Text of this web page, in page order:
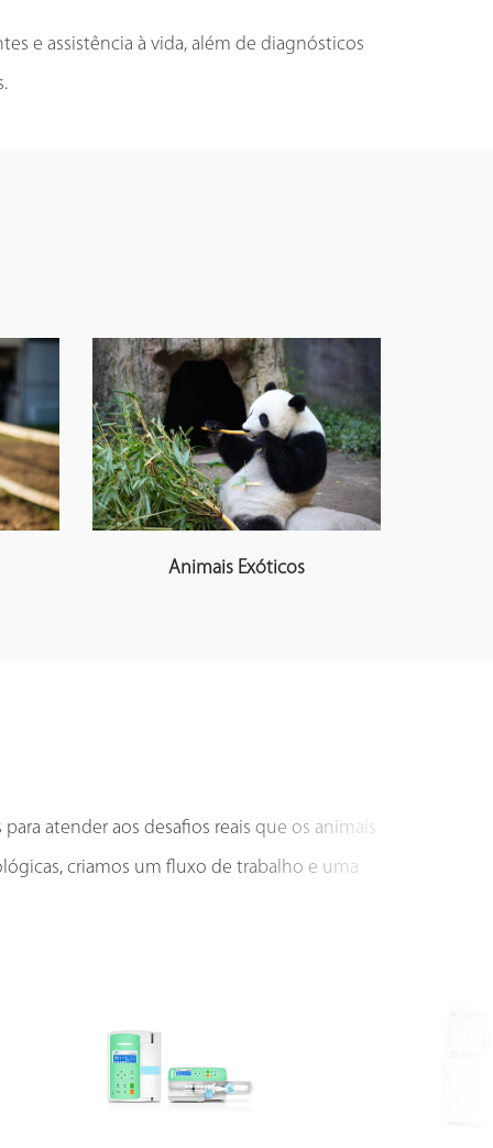
e assistência à vida, além de diagnósticos
Animais Exóticos
atender aos desafios reais que os animais
criamos um fluxo de trabalho e uma